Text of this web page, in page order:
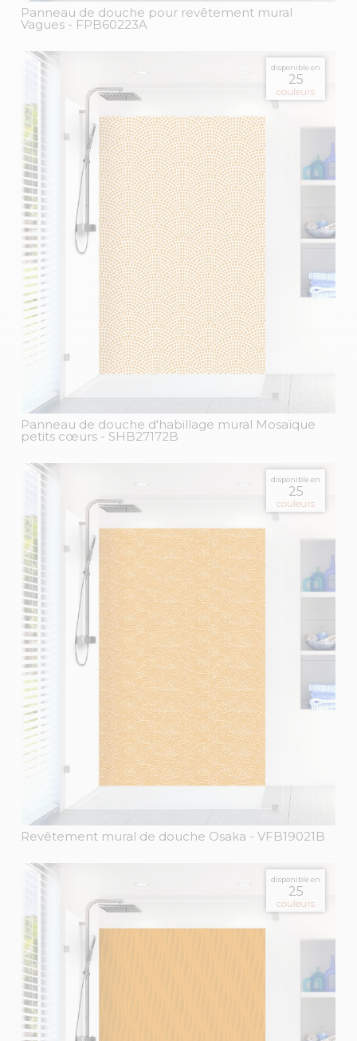
Panneau de douche pour revêtement mural
Vagues - FPB60223A
disponible en
25
couleurs
Panneau de douche d'habillage mural Mosaïque
petits cœurs - SHB27172B
disponible en
25
couleurs
Revêtement mural de douche Osaka - VFB19021B
disponible en
25
couleurs